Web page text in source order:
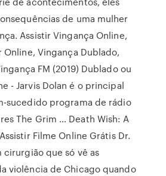
de uma mulher
Assistir Vingança Online,
Online, Vingança Dublado,
FM (2019) Dublado ou
- Jarvis Dolan é o principal
sucedido programa de rádio
The Grim … Death Wish: A
Filme Online Grátis Dr.
cirurgião que só vê as
violência de Chicago quando